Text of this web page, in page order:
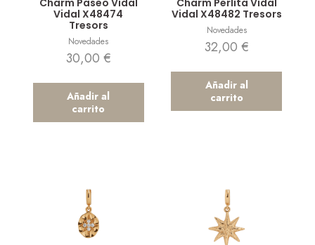
Vidal X48474
Tresors
Novedades
30,00 €
Añadir al
carrito
Vidal X48482 Tresors
Novedades
32,00 €
Añadir al
carrito